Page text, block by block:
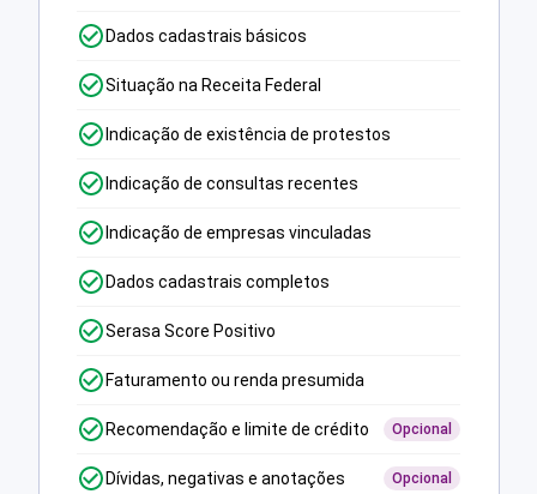
Dados cadastrais básicos
Situação na Receita Federal
Indicação de existência de protestos
Indicação de consultas recentes
Indicação de empresas vinculadas
Dados cadastrais completos
Serasa Score Positivo
Faturamento ou renda presumida
Recomendação e limite de crédito Opcional
Dívidas, negativas e anotações Opcional